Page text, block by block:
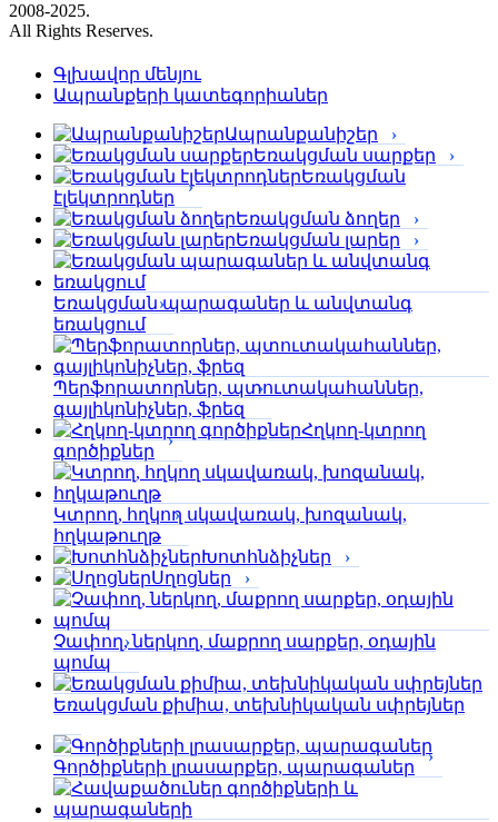
2008-2025.
All Rights Reserves.
Գլխավոր մենյու
Ապրանքերի կատեգորիաներ
Ապրանքանիշեր
Եռակցման սարքեր
Եռակցման
էլեկտրոդներ
Եռակցման ձողեր
Եռակցման լարեր
Եռակցման պարագաներ և անվտանգ
եռակցում
Պերֆորա­տորներ, պտուտակահաններ,
գայլիկոնիչներ, ֆրեզ
Հղկող-կտրող
գործիքներ
Կտրող, հղկող սկավառակ, խոզանակ,
հղկաթուղթ
Խոտհնձիչներ
Սղոցներ
Չափող, ներկող, մաքրող սարքեր, օդային
պոմպ
Եռակցման քիմիա, տեխնիկական սփրեյներ
Գործիքների լրասարքեր, պարագաներ